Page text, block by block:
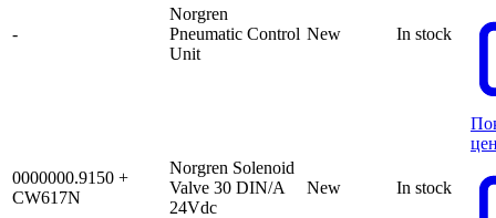
-
Norgren
Pneumatic Control
Unit
New In stock
0000000.9150 +
CW617N
Norgren Solenoid
Valve 30 DIN/A
24Vdc
New In stock